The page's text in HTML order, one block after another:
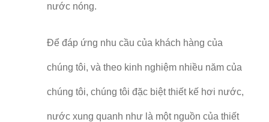
nước nóng.
Để đáp ứng nhu cầu của khách hàng của
chúng tôi, và theo kinh nghiệm nhiều năm của
chúng tôi, chúng tôi đặc biệt thiết kế hơi nước,
nước xung quanh như là một nguồn của thiết